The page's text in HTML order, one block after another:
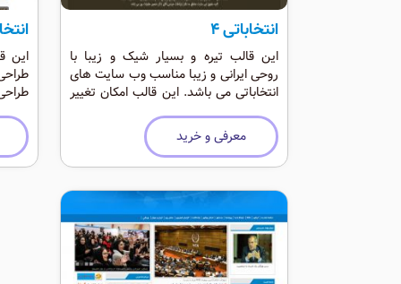
انتخاباتی ۴
این قالب تیره و بسیار شیک و زیبا با
روحی ایرانی و زیبا مناسب وب سایت های
انتخاباتی می باشد. این قالب امکان تغییر
رنگ را بصورت کامل دارد و براحتی از
ادمین میتوانید رنگ های قالب را عوض
کنید.
معرفی و خرید
این
خوب